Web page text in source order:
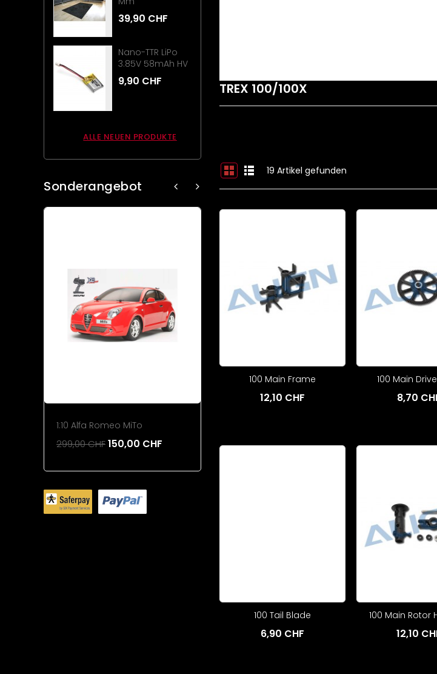
39,90 CHF
Nano-TTR LiPo
3.85V 58mAh HV
9,90 CHF
ALLE NEUEN PRODUKTE
Sonderangebot
1:10 Alfa Romeo MiTo
299,00 CHF150,00 CHF 26,00 CHF18,00 CHF
TREX 100/100X
19 Artikel gefunden
100 Main Frame
12,10 CHF
100 Main
8,70
100 Tail Blade
6,90 CHF
100 Main Rotor
12,10